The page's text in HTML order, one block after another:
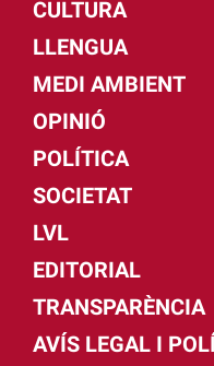
CULTURA
LLENGUA
MEDI AMBIENT
OPINIÓ
POLÍTICA
SOCIETAT
LVL
EDITORIAL
TRANSPARÈNCIA
AVÍS LEGAL I